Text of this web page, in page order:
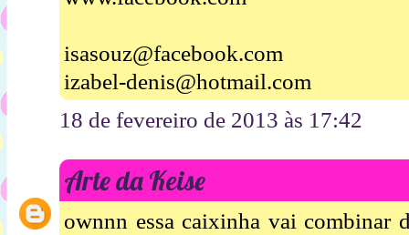
isasouz@facebook.com
izabel-denis@hotmail.com
18 de fevereiro de 2013 às 17:42
Arte da Keise
ownnn essa caixinha vai combinar